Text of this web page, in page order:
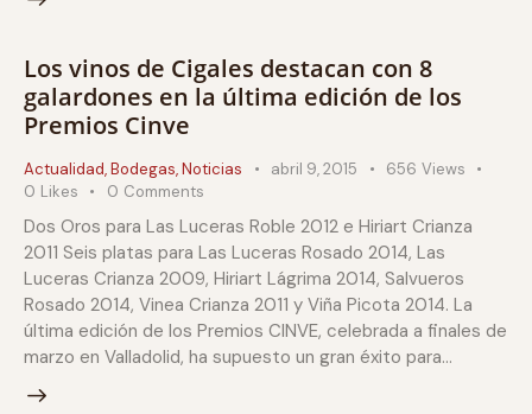
Los vinos de Cigales destacan con 8
galardones en la última edición de los
Premios Cinve
Actualidad,Bodegas,Noticias abril 9, 2015 656 Views
0 Likes 0 Comments
Dos Oros para Las Luceras Roble 2012 e Hiriart Crianza
2011 Seis platas para Las Luceras Rosado 2014, Las
Luceras Crianza 2009, Hiriart Lágrima 2014, Salvueros
Rosado 2014, Vinea Crianza 2011 y Viña Picota 2014. La
última edición de los Premios CINVE, celebrada a finales de
marzo en Valladolid, ha supuesto un gran éxito para…